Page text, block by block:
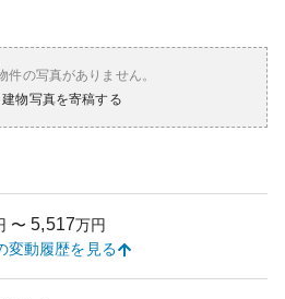
件の写真がありません。
建物写真を寄稿する
〜 5,517万円
変動履歴を見る